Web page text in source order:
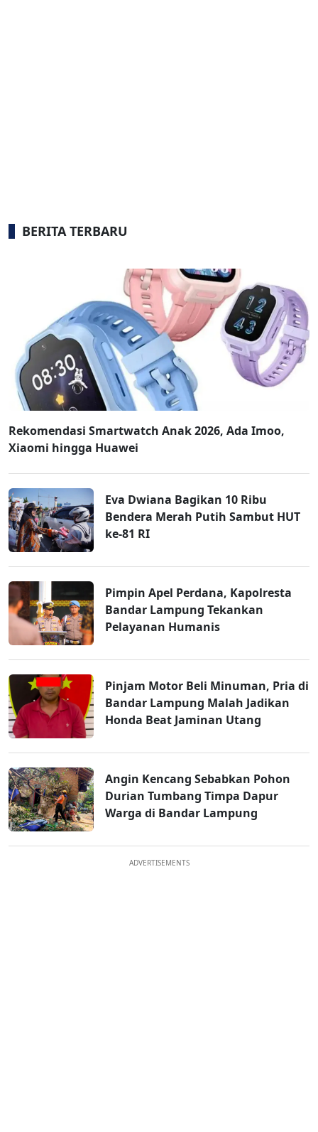
BERITA TERBARU
Rekomendasi Smartwatch Anak 2026, Ada Imoo,
Xiaomi hingga Huawei
Eva Dwiana Bagikan 10 Ribu
Bendera Merah Putih Sambut HUT
ke-81 RI
Pimpin Apel Perdana, Kapolresta
Bandar Lampung Tekankan
Pelayanan Humanis
Pinjam Motor Beli Minuman, Pria di
Bandar Lampung Malah Jadikan
Honda Beat Jaminan Utang
Angin Kencang Sebabkan Pohon
Durian Tumbang Timpa Dapur
Warga di Bandar Lampung
ADVERTISEMENTS